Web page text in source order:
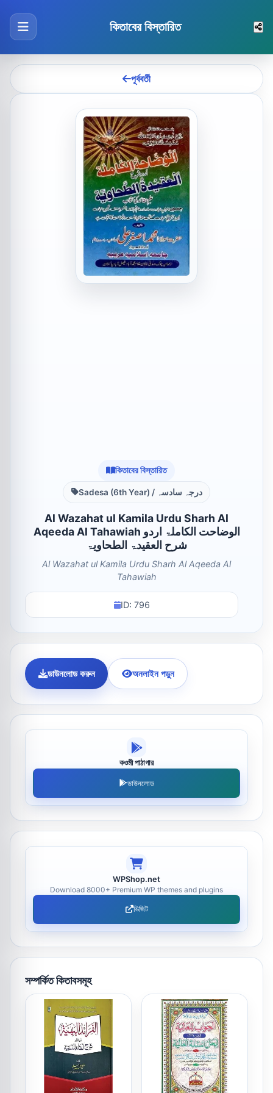
কিতাবের বিস্তারিত
পূর্ববর্তী
কিতাবের বিস্তারিত
Sadesa (6th Year) / درجہ سادسہ
Al Wazahat ul Kamila Urdu Sharh Al
Aqeeda Al Tahawiah الوضاحت الکاملۃ اردو
شرح العقیدۃ الطحاویۃ
Al Wazahat ul Kamila Urdu Sharh Al Aqeeda Al
Tahawiah
ID: 796
ডাউনলোড করুন অনলাইন পড়ুন
কওমী পাঠাগার
ডাউনলোড
WPShop.net
Download 8000+ Premium WP themes and plugins
ভিজিট
সম্পর্কিত কিতাবসমূহ